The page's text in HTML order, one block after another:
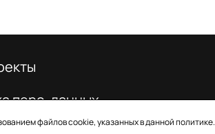
файлов cookie, указанных в данной политике.
перс. данных